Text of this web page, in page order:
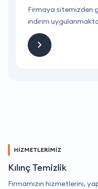
Firmaya sitemizden
indirim
HİZMETLERİMİZ
Kılınç Temizlik
Firmamızın hizmetlerini,